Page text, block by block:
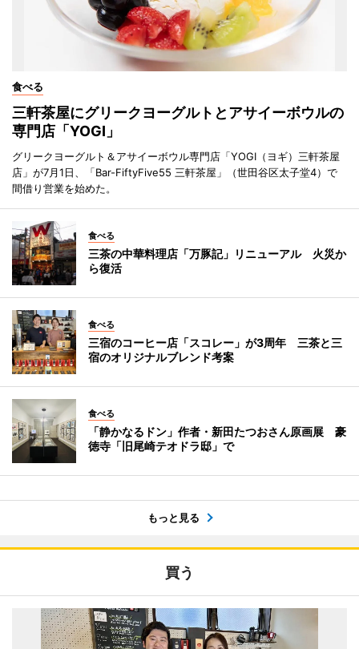
食べる
三軒茶屋にグリークヨーグルトとアサイーボウルの
専門店「YOGI」
グリークヨーグルト＆アサイーボウル専門店「YOGI（ヨギ）三軒茶屋
店」が7月1日、「Bar-FiftyFive55 三軒茶屋」（世田谷区太子堂4）で
間借り営業を始めた。
食べる
三茶の中華料理店「万豚記」リニューアル 火災か
ら復活
食べる
三宿のコーヒー店「スコレー」が3周年 三茶と三
宿のオリジナルブレンド考案
食べる
「静かなるドン」作者・新田たつおさん原画展 豪
徳寺「旧尾崎テオドラ邸」で
もっと見る
買う